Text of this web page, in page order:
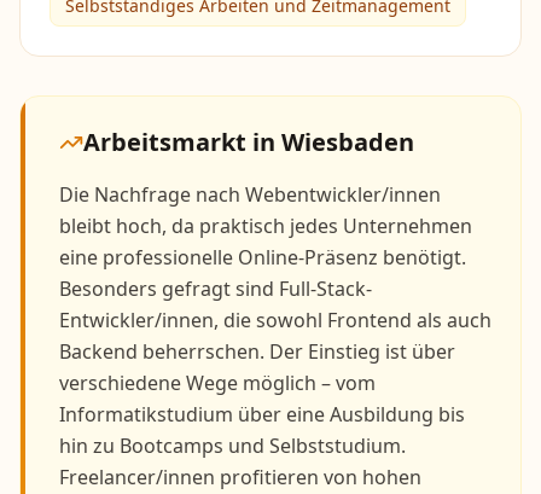
Selbstständiges Arbeiten und Zeitmanagement
Arbeitsmarkt in Wiesbaden
Die Nachfrage nach Webentwickler/innen
bleibt hoch, da praktisch jedes Unternehmen
eine professionelle Online-Präsenz benötigt.
Besonders gefragt sind Full-Stack-
Entwickler/innen, die sowohl Frontend als auch
Backend beherrschen. Der Einstieg ist über
verschiedene Wege möglich – vom
Informatikstudium über eine Ausbildung bis
hin zu Bootcamps und Selbststudium.
Freelancer/innen profitieren von hohen